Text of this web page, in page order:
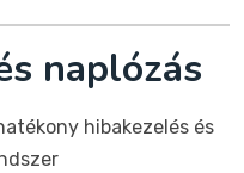
naplózás
hibakezelés és